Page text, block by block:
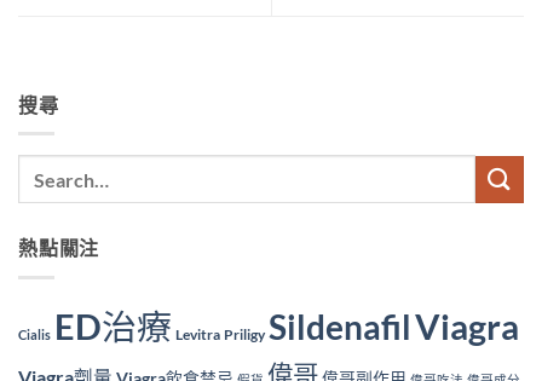
搜尋
熱點關注
Cialis ED治療 Levitra Priligy SildenafilViagra
偉哥